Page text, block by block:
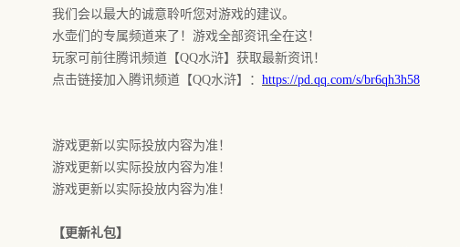
我们会以最大的诚意聆听您对游戏的建议。
水壶们的专属频道来了！游戏全部资讯全在这！
玩家可前往腾讯频道【QQ水浒】获取最新资讯！
点击链接加入腾讯频道【QQ水浒】： https://pd.qq.com/s/br6qh3h58
游戏更新以实际投放内容为准！
游戏更新以实际投放内容为准！
游戏更新以实际投放内容为准！
【更新礼包】